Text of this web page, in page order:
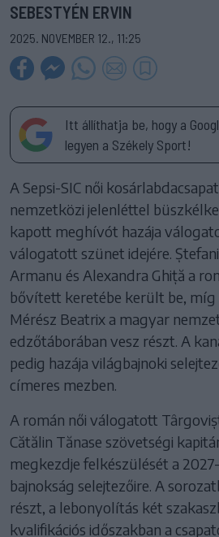
SEBESTYÉN ERVIN
2025. NOVEMBER 12., 11:25
Itt állíthatja be, hogy a
legyen a Székely Sport!
A Sepsi-SIC női
nemzetközi jelenléttel
kapott meghívót hazája
válogatott szünet idejére.
Armanu és Alexandra Ghiță a
bővített keretébe került be, míg
Mérész Beatrix a magyar
edzőtáborában vesz részt. A
pedig hazája világbajnoki
címeres mezben.
A román női válogatott
Cătălin Tănase szövetségi
megkezdje felkészülését a
bajnokság selejtezőire. A
részt, a lebonyolítás két
kvalifikációs időszakban a